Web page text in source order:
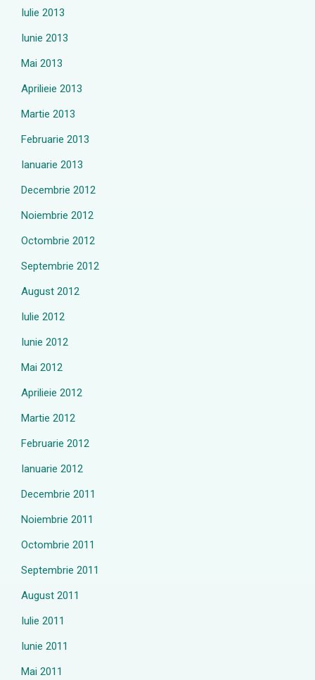
Iulie 2013
Iunie 2013
Mai 2013
Aprilieie 2013
Martie 2013
Februarie 2013
Ianuarie 2013
Decembrie 2012
Noiembrie 2012
Octombrie 2012
Septembrie 2012
August 2012
Iulie 2012
Iunie 2012
Mai 2012
Aprilieie 2012
Martie 2012
Februarie 2012
Ianuarie 2012
Decembrie 2011
Noiembrie 2011
Octombrie 2011
Septembrie 2011
August 2011
Iulie 2011
Iunie 2011
Mai 2011